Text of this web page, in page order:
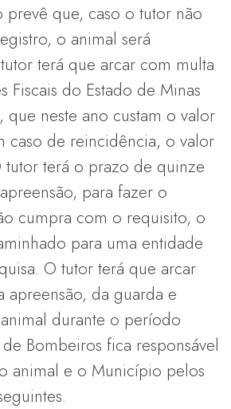
que, caso o tutor não
o animal será
terá que arcar com multa
Fiscais do Estado de Minas
que neste ano custam o valor
caso de reincidência, o valor
terá o prazo de quinze
para fazer o
cumpra com o requisito, o
para uma entidade
O tutor terá que arcar
apreensão, da guarda e
durante o período
Bombeiros fica responsável
animal e o Município pelos